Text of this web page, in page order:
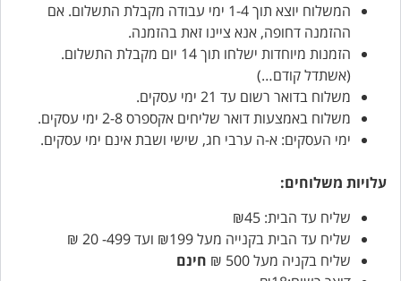
המשלוח יוצא תוך 1-4 ימי עבודה מקבלת התשלום. אם
ההזמנה דחופה, אנא ציינו זאת בהזמנה.
הזמנות מיוחדות ישלחו תוך 14 יום מקבלת התשלום.
(אשתדל קודם…)
משלוח בדואר רשום עד 21 ימי עסקים.
משלוח באמצעות דואר שליחים אקספרס 2-8 ימי עסקים.
ימי העסקים: א-ה ערבי חג, שישי ושבת אינם ימי עסקים.
עלויות משלוחים:
שליח עד הבית: ₪45
שליח עד הבית בקנייה מעל ₪199 ועד 499- 20 ₪
שליח בקניה מעל 500 ₪
חינם